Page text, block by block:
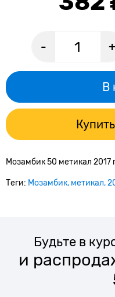
- +
В
Мозамбик 50 метикал 2017
Теги: Мозамбик метикал
Будьте в
и